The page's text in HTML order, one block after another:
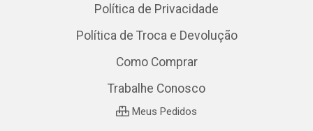
Política de Privacidade
Política de Troca e Devolução
Como Comprar
Trabalhe Conosco
Meus Pedidos